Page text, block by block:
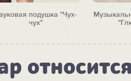
подушка "Чух-
чух"